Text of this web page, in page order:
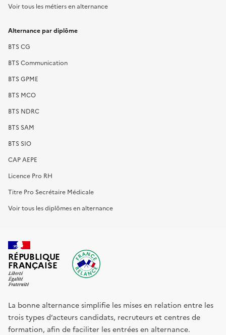
Voir tous les métiers en alternance
Alternance par diplôme
BTS CG
BTS Communication
BTS GPME
BTS MCO
BTS NDRC
BTS SAM
BTS SIO
CAP AEPE
Licence Pro RH
Titre Pro Secrétaire Médicale
Voir tous les diplômes en alternance
RÉPUBLIQUE
FRANÇAISE
La bonne alternance simplifie les mises en relation entre les
trois types d’acteurs candidats, recruteurs et centres de
formation, afin de faciliter les entrées en alternance.